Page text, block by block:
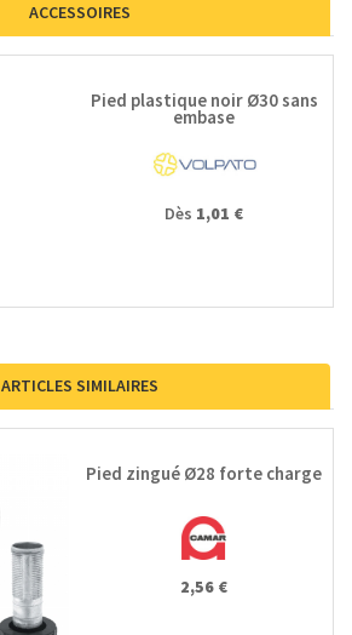
ACCESSOIRES
Pied plastique noir Ø30 sans
embase
Dès 1,01 €
ARTICLES SIMILAIRES
Pied zingué Ø28 forte charge
2,56 €